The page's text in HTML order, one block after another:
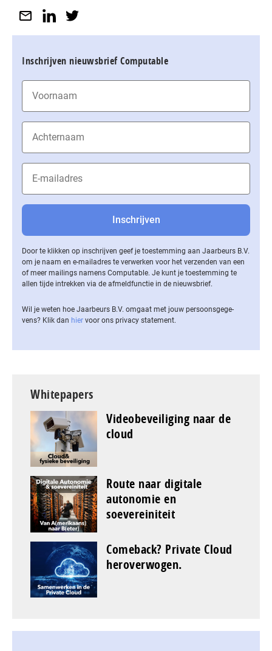
Inschrijven nieuwsbrief Computable
Door te klikken op inschrijven geef je toestemming aan Jaarbeurs B.V.
om je naam en e-mailadres te verwerken voor het verzenden van een
of meer mailings namens Computable. Je kunt je toestemming te
allen tijde intrekken via de af­meld­func­tie in de nieuwsbrief.
Wil je weten hoe Jaarbeurs B.V. omgaat met jouw per­soons­ge­ge­
vens? Klik dan hier voor ons privacy statement.
Whitepapers
Videobeveiliging naar de
cloud
Route naar digitale
autonomie en
soevereiniteit
Comeback? Private Cloud
heroverwogen.